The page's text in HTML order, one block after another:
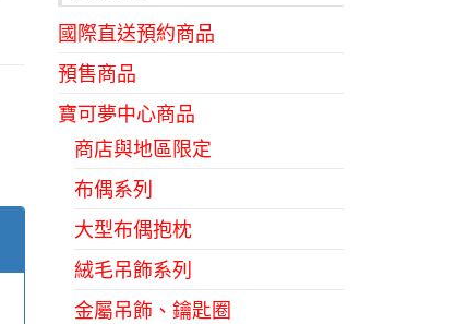
國際直送預約商品
預售商品
寶可夢中心商品
商店與地區限定
布偶系列
大型布偶抱枕
絨毛吊飾系列
金屬吊飾、鑰匙圈